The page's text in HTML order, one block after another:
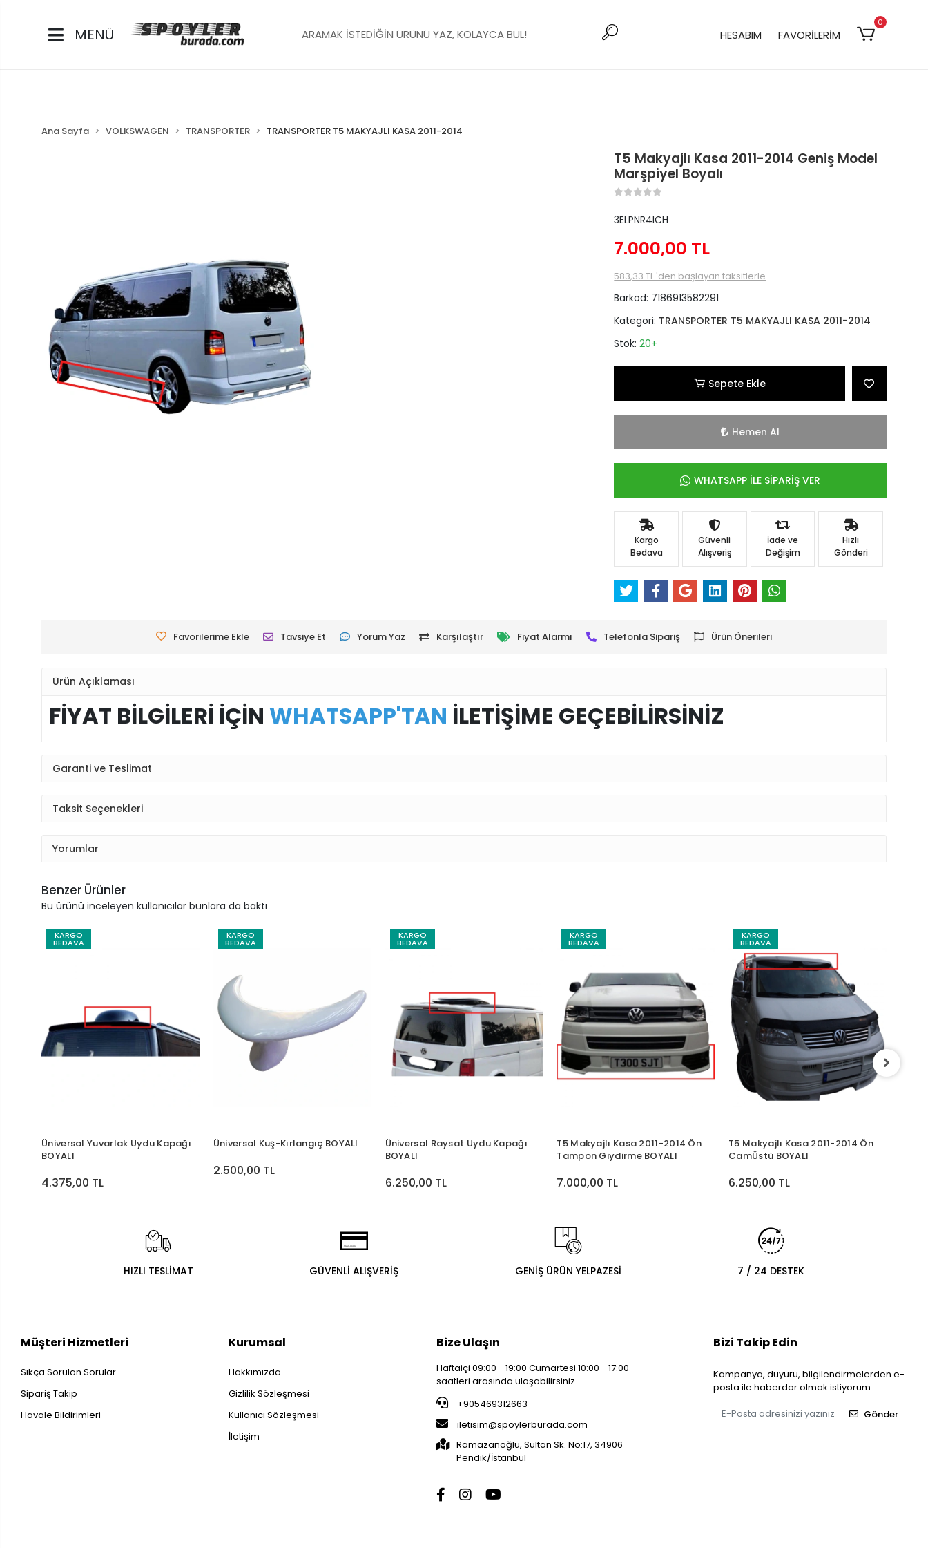
MENÜ HESABIM FAVORİLERİM
0
Ana Sayfa VOLKSWAGEN TRANSPORTER TRANSPORTER T5 MAKYAJLI KASA 2011-2014
T5 Makyajlı Kasa 2011-2014 Geniş Model
Marşpiyel Boyalı
3ELPNR4ICH
7.000,00 TL
583,33 TL 'den başlayan taksitlerle
Barkod: 7186913582291
Kategori: TRANSPORTER T5 MAKYAJLI KASA 2011-2014
Stok:20+
Sepete Ekle
Hemen Al
WHATSAPP İLE SİPARİŞ VER
Kargo
Bedava
Güvenli
Alışveriş
İade ve
Değişim
Hızlı
Gönderi
Favorilerime Ekle Tavsiye Et Yorum Yaz Karşılaştır Fiyat Alarmı Telefonla Sipariş Ürün Önerileri
Ürün Açıklaması
FİYAT BİLGİLERİ İÇİN WHATSAPP'TAN İLETİŞİME GEÇEBİLİRSİNİZ
Garanti ve Teslimat
Taksit Seçenekleri
Yorumlar
Benzer Ürünler
Bu ürünü inceleyen kullanıcılar bunlara da baktı
KARGO
BEDAVA
Üniversal Yuvarlak Uydu Kapağı
BOYALI
4.375,00 TL
KARGO
BEDAVA
Üniversal Kuş-Kırlangıç BOYALI
2.500,00 TL
KARGO
BEDAVA
Üniversal Raysat Uydu Kapağı
BOYALI
6.250,00 TL
KARGO
BEDAVA
T5 Makyajlı Kasa 2011-2014 Ön
Tampon Giydirme BOYALI
7.000,00 TL
KARGO
BEDAVA
T5 Makyajlı Kasa 2011-2014 Ön
CamÜstü BOYALI
6.250,00 TL
HIZLI TESLİMAT GÜVENLİ ALIŞVERİŞ GENİŞ ÜRÜN YELPAZESİ 7 / 24 DESTEK
Müşteri Hizmetleri
Sıkça Sorulan Sorular
Sipariş Takip
Havale Bildirimleri
Kurumsal
Hakkımızda
Gizlilik Sözleşmesi
Kullanıcı Sözleşmesi
İletişim
Bize Ulaşın
Haftaiçi 09:00 - 19:00 Cumartesi 10:00 - 17:00
saatleri arasında ulaşabilirsiniz.
+905469312663
iletisim@spoylerburada.com
Ramazanoğlu, Sultan Sk. No:17, 34906
Pendik/İstanbul
Bizi Takip Edin
Kampanya, duyuru, bilgilendirmelerden e-
posta ile haberdar olmak istiyorum.
Gönder